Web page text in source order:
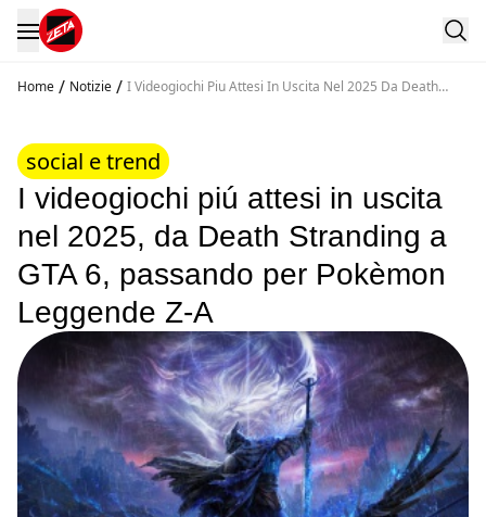
Home / Notizie / I Videogiochi Piu Attesi In Uscita Nel 2025 Da Death
social e trend
I videogiochi piú attesi in uscita
nel 2025, da Death Stranding a
GTA 6, passando per Pokèmon
Leggende Z-A